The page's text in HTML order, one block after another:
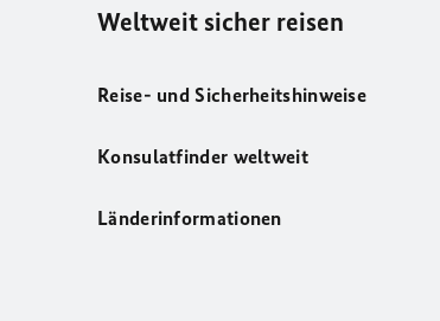
Weltweit sicher reisen
Reise- und Sicherheitshinweise
Konsulatfinder weltweit
Länderinformationen